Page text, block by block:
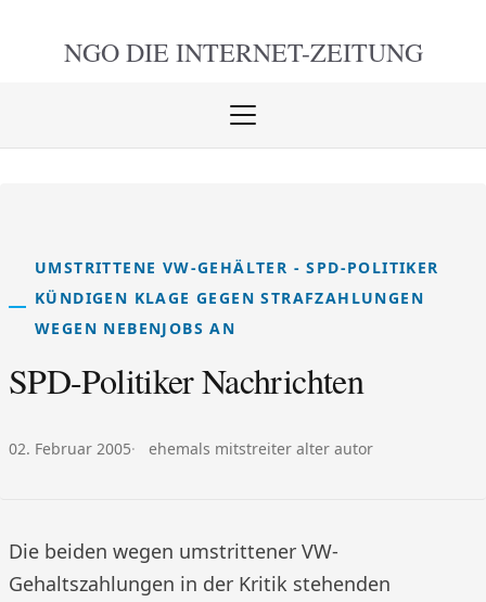
NGO DIE INTERNET-ZEITUNG
Menü
UMSTRITTENE VW-GEHÄLTER - SPD-POLITIKER
KÜNDIGEN KLAGE GEGEN STRAFZAHLUNGEN
WEGEN NEBENJOBS AN
SPD-Politiker Nachrichten
Veröffentlicht am:
02. Februar 2005 Autor:
ehemals mitstreiter alter autor
Die beiden wegen umstrittener VW-
Gehaltszahlungen in der Kritik stehenden